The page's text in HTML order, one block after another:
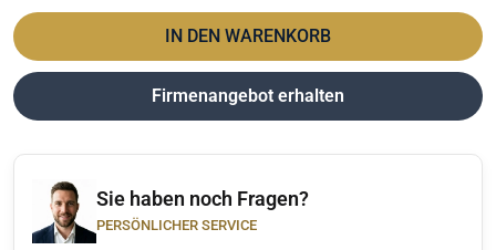
IN DEN WARENKORB
Firmenangebot erhalten
Sie haben noch Fragen?
PERSÖNLICHER SERVICE